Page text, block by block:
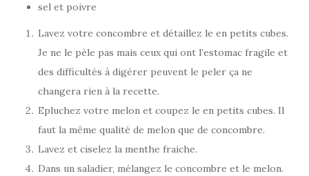
sel et poivre
Lavez votre concombre et détaillez le en petits cubes.
Je ne le pèle pas mais ceux qui ont l’estomac fragile et
des difficultés à digérer peuvent le peler ça ne
changera rien à la recette.
Epluchez votre melon et coupez le en petits cubes. Il
faut la même qualité de melon que de concombre.
Lavez et ciselez la menthe fraiche.
Dans un saladier, mélangez le concombre et le melon.